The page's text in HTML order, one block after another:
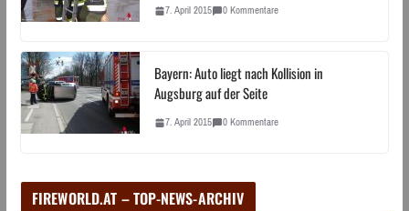
7. April 2015 0 Kommentare
Bayern: Auto liegt nach Kollision in
Augsburg auf der Seite
7. April 2015 0 Kommentare
FIREWORLD.AT – TOP-NEWS-ARCHIV